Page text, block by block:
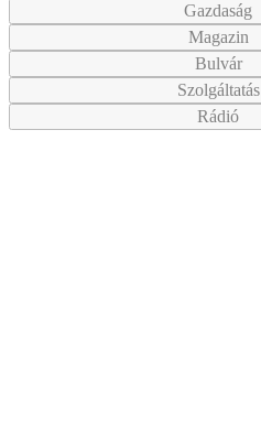
Gazdaság
Magazin
Bulvár
Szolgáltatás
Rádió